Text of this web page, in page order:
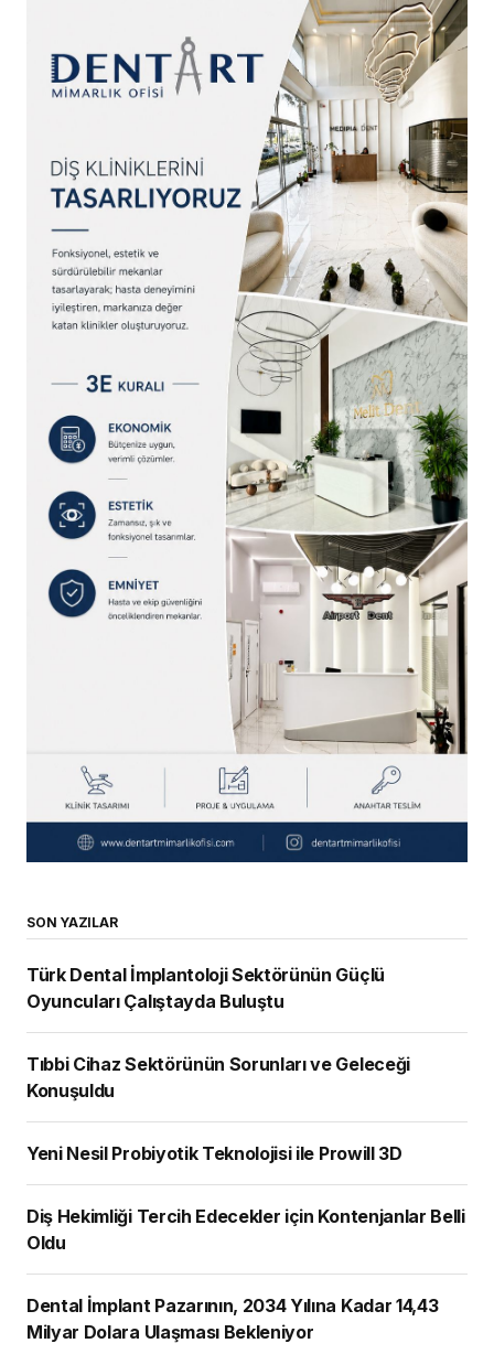
SON YAZILAR
Türk Dental İmplantoloji Sektörünün Güçlü
Oyuncuları Çalıştayda Buluştu
Tıbbi Cihaz Sektörünün Sorunları ve Geleceği
Konuşuldu
Yeni Nesil Probiyotik Teknolojisi ile Prowill 3D
Diş Hekimliği Tercih Edecekler için Kontenjanlar Belli
Oldu
Dental İmplant Pazarının, 2034 Yılına Kadar 14,43
Milyar Dolara Ulaşması Bekleniyor